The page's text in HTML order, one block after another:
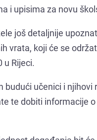
i upisima za novu
još detaljnije
vrata, koji će se
u Rijeci.
budući učenici i
te dobiti informacije